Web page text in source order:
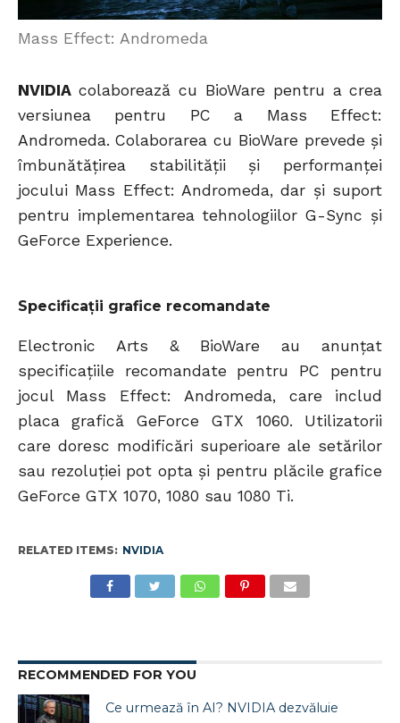
Mass Effect: Andromeda
NVIDIAcolaborează cu BioWare pentru a crea
versiunea pentru PC a Mass Effect:
Andromeda. Colaborarea cu BioWare prevede și
îmbunătățirea stabilității și performanței
jocului Mass Effect: Andromeda, dar și suport
pentru implementarea tehnologiilor G-Sync și
GeForce Experience.
Specificații grafice recomandate
Electronic Arts & BioWare au anunțat
specificațiile recomandate pentru PC pentru
jocul Mass Effect: Andromeda, care includ
placa grafică GeForce GTX 1060. Utilizatorii
care doresc modificări superioare ale setărilor
sau rezoluției pot opta și pentru plăcile grafice
GeForce GTX 1070, 1080 sau 1080 Ti.
RELATED ITEMS: NVIDIA
RECOMMENDED FOR YOU
Ce urmează în AI? NVIDIA dezvăluie